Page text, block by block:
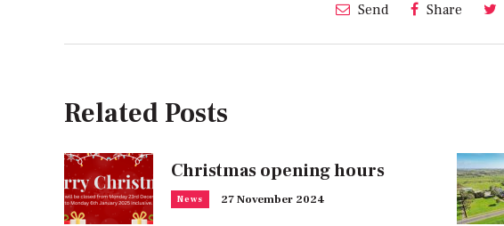
Send Share
Related Posts
Christmas opening hours
News 27 November 2024